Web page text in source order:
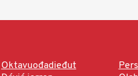
Oktavuođadieđut